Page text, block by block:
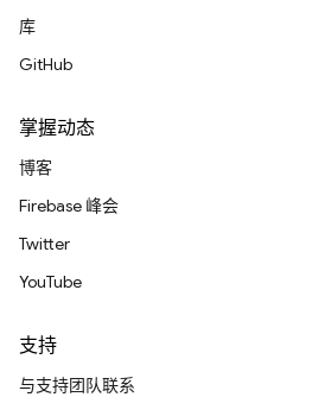
库
GitHub
掌握动态
博客
Firebase 峰会
Twitter
YouTube
支持
与支持团队联系